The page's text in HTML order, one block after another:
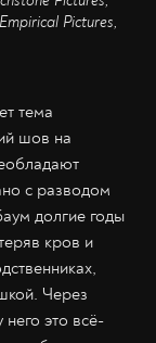
Pictures,
тема
шов на
с разводом
долгие годы
кров и
Через
это всё-